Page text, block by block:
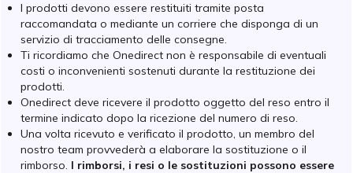
I prodotti devono essere restituiti tramite posta
raccomandata o mediante un corriere che disponga di un
servizio di tracciamento delle consegne.
Ti ricordiamo che Onedirect non è responsabile di eventuali
costi o inconvenienti sostenuti durante la restituzione dei
prodotti.
Onedirect deve ricevere il prodotto oggetto del reso entro il
termine indicato dopo la ricezione del numero di reso.
Una volta ricevuto e verificato il prodotto, un membro del
nostro team provvederà a elaborare la sostituzione o il
rimborso. I rimborsi, i resi o le sostituzioni possono essere